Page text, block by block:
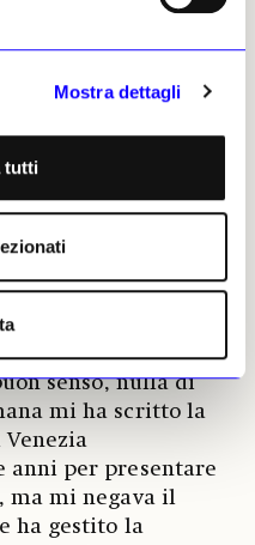
Mostra dettagli
tutti
risposta che ho
di Venezia perché la
che acquerelli
importante
artistico-
dire da alcun
lapalissiano, basta
senso, nulla di
mi ha scritto la
Venezia
anni per presentare
ma mi negava il
ha gestito la